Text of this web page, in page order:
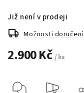
2.900 Kč / ks
Již není v prodeji
Možnosti doručení